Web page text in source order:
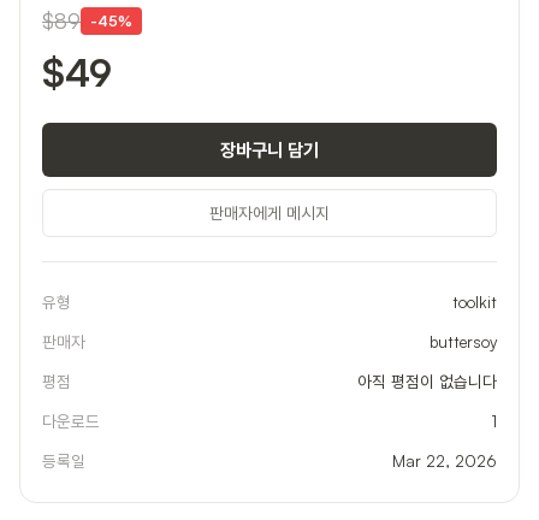
$89 -45%
$49
장바구니 담기
판매자에게 메시지
유형
toolkit
판매자
buttersoy
평점
아직 평점이 없습니다
다운로드
1
등록일
Mar 22, 2026